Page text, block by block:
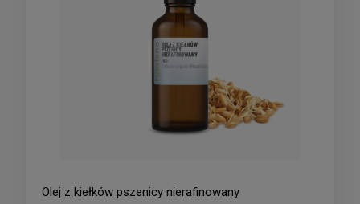
Olej z kiełków pszenicy nierafinowany